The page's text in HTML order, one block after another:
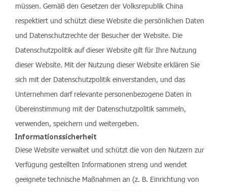
müssen. Gemäß den Gesetzen der Volksrepublik China
respektiert und schützt diese Website die persönlichen Daten
und Datenschutzrechte der Besucher der Website. Die
Datenschutzpolitik auf dieser Website gilt für Ihre Nutzung
dieser Website. Mit der Nutzung dieser Website erklären Sie
sich mit der Datenschutzpolitik einverstanden, und das
Unternehmen darf relevante personenbezogene Daten in
Übereinstimmung mit der Datenschutzpolitik sammeln,
verwenden, speichern und weitergeben.
Informationssicherheit
Diese Website verwaltet und schützt die von den Nutzern zur
Verfügung gestellten Informationen streng und wendet
geeignete technische Maßnahmen an (z. B. Einrichtung von